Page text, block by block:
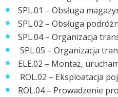
SPL.01 – Obsługa
SPL.02 – Obsługa
SPL.04 – Organizacja
SPL.05 – Organizacja
ELE.02 – Montaż,
ROL.02 – Eksploatacja
ROL.04 – Prowadzenie